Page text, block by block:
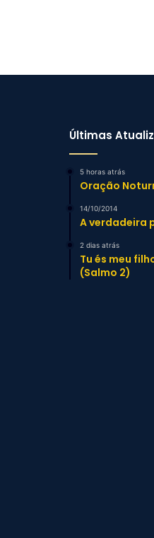
Últimas
5 horas atrás
Oração
14/10/2014
A verdadeira
2 dias atrás
Tu és meu
(Salmo 2)